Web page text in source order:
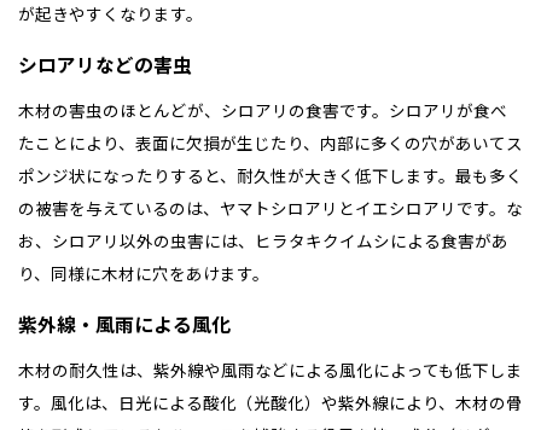
が起きやすくなります。
シロアリなどの害虫
木材の害虫のほとんどが、シロアリの食害です。シロアリが食べ
たことにより、表面に欠損が生じたり、内部に多くの穴があいてス
ポンジ状になったりすると、耐久性が大きく低下します。最も多く
の被害を与えているのは、ヤマトシロアリとイエシロアリです。な
お、シロアリ以外の虫害には、ヒラタキクイムシによる食害があ
り、同様に木材に穴をあけます。
紫外線・風雨による風化
木材の耐久性は、紫外線や風雨などによる風化によっても低下しま
す。風化は、日光による酸化（光酸化）や紫外線により、木材の骨